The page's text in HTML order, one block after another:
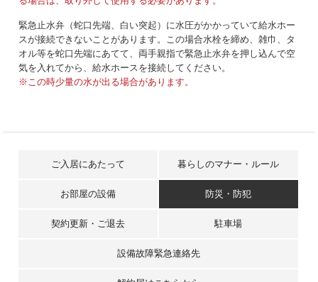
緊急止水弁（蛇口先端、白い突起）に水圧がかかっていて給水ホー
スが接続できないことがあります。この場合水栓を締め、雑巾、タ
オル等を蛇口先端にあてて、両手親指で緊急止水弁を押し込んで空
気を入れてから、給水ホースを接続してください。
※この時少量の水が出る場合があります。
ご入居にあたって 暮らしのマナー・ルール
お部屋の設備 防災・防犯
契約更新・ご退去 駐車場
設備故障緊急連絡先